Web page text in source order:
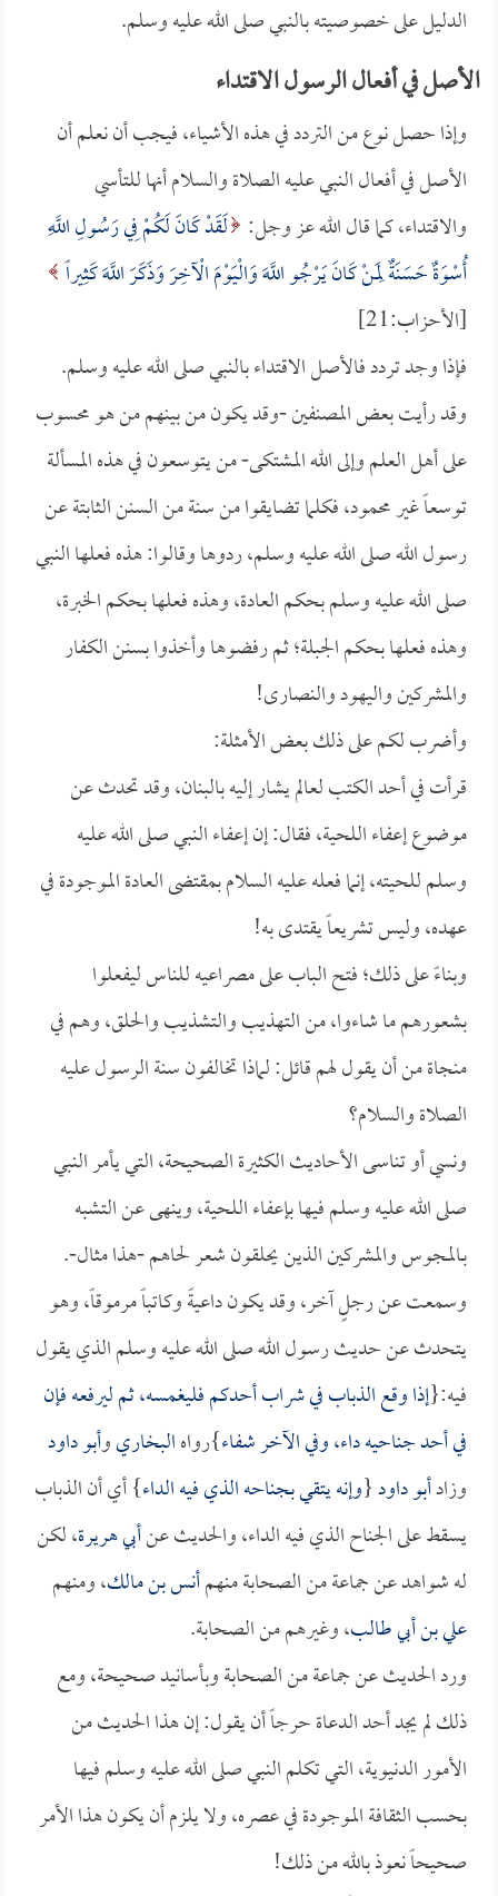
الدليل على خصوصيته بالنبي صلى الله عليه وسلم.
الأصل في أفعال الرسول الاقتداء
وإذا حصل نوع من التردد في هذه الأشياء، فيجب أن نعلم أن
الأصل في أفعال النبي عليه الصلاة والسلام أنها للتأسي
والاقتداء، كما قال الله عز وجل: لَقَدْ كَانَ لَكُمْ فِي رَسُولِ اللَّهِ
أُسْوَةٌ حَسَنَةٌ لِمَنْ كَانَ يَرْجُو اللَّهَ وَالْيَوْمَ الْآخِرَ وَذَكَرَ اللَّهَ كَثِيراً
[الأحزاب:21]
فإذا وجد تردد فالأصل الاقتداء بالنبي صلى الله عليه وسلم.
وقد رأيت بعض المصنفين -وقد يكون من بينهم من هو محسوب
على أهل العلم وإلى الله المشتكى- من يتوسعون في هذه المسألة
توسعاً غير محمود، فكلما تضايقوا من سنة من السنن الثابتة عن
رسول الله صلى الله عليه وسلم، ردوها وقالوا: هذه فعلها النبي
صلى الله عليه وسلم بحكم العادة، وهذه فعلها بحكم الخبرة،
وهذه فعلها بحكم الجبلة؛ ثم رفضوها وأخذوا بسنن الكفار
والمشركين واليهود والنصارى!
وأضرب لكم على ذلك بعض الأمثلة:
قرأت في أحد الكتب لعالم يشار إليه بالبنان، وقد تحدث عن
موضوع إعفاء اللحية، فقال: إن إعفاء النبي صلى الله عليه
وسلم للحيته، إنما فعله عليه السلام بمقتضى العادة الموجودة في
عهده، وليس تشريعاً يقتدى به!
وبناءً على ذلك؛ فتح الباب على مصراعيه للناس ليفعلوا
بشعورهم ما شاءوا، من التهذيب والتشذيب والحلق، وهم في
منجاة من أن يقول لهم قائل: لماذا تخالفون سنة الرسول عليه
الصلاة والسلام؟
ونسي أو تناسى الأحاديث الكثيرة الصحيحة، التي يأمر النبي
صلى الله عليه وسلم فيها بإعفاء اللحية، وينهى عن التشبه
بـالمجوس والمشركين الذين يحلقون شعر لحاهم -هذا مثال-.
وسمعت عن رجلٍ آخر، وقد يكون داعيةً وكاتباً مرموقاً، وهو
يتحدث عن حديث رسول الله صلى الله عليه وسلم الذي يقول
فيه:{إذا وقع الذباب في شراب أحدكم فليغمسه، ثم ليرفعه فإن
في أحد جناحيه داء، وفي الآخر شفاء}رواهالبخاريوأبو داود
وزادأبو داود{وإنه يتقي بجناحه الذي فيه الداء} أي أن الذباب
يسقط على الجناح الذي فيه الداء، والحديث عنأبي هريرة، لكن
له شواهد عن جماعة من الصحابة منهمأنس بن مالك، ومنهم
علي بن أبي طالب، وغيرهم من الصحابة.
ورد الحديث عن جماعة من الصحابة وبأسانيد صحيحة، ومع
ذلك لم يجد أحد الدعاة حرجاً أن يقول: إن هذا الحديث من
الأمور الدنيوية، التي تكلم النبي صلى الله عليه وسلم فيها
بحسب الثقافة الموجودة في عصره، ولا يلزم أن يكون هذا الأمر
صحيحاً نعوذ بالله من ذلك!